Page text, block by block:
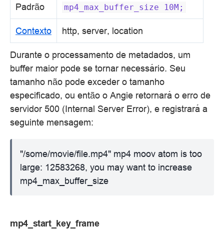
Padrão mp4_max_buffer_size 10M;
Contexto http, server, location
Durante o processamento de metadados, um
buffer maior pode se tornar necessário. Seu
tamanho não pode exceder o tamanho
especificado, ou então o Angie retornará o erro de
servidor 500 (Internal Server Error), e registrará a
seguinte mensagem:
"/some/movie/file.mp4" mp4 moov atom is too
large: 12583268, you may want to increase
mp4_max_buffer_size
mp4_start_key_frame